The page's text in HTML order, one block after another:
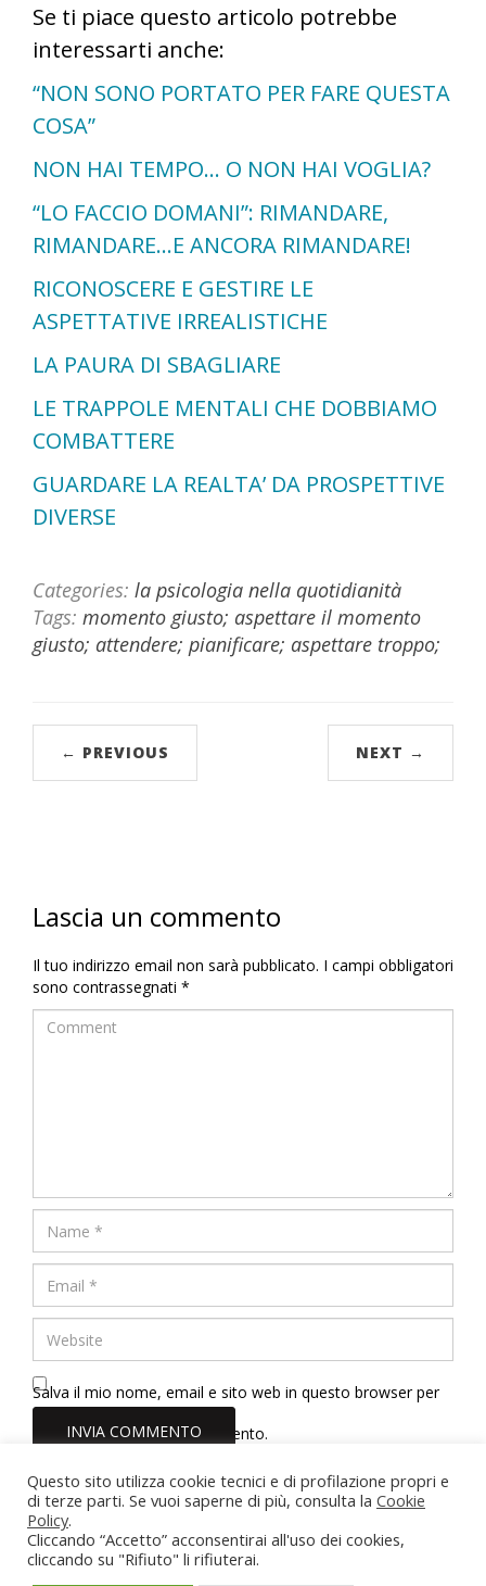
Se ti piace questo articolo potrebbe
interessarti anche:
“NON SONO PORTATO PER FARE QUESTA
COSA”
NON HAI TEMPO… O NON HAI VOGLIA?
“LO FACCIO DOMANI”: RIMANDARE,
RIMANDARE…E ANCORA RIMANDARE!
RICONOSCERE E GESTIRE LE
ASPETTATIVE IRREALISTICHE
LA PAURA DI SBAGLIARE
LE TRAPPOLE MENTALI CHE DOBBIAMO
COMBATTERE
GUARDARE LA REALTA’ DA PROSPETTIVE
DIVERSE
Categories: la psicologia nella quotidianità
Tags: momento giusto; aspettare il momento
giusto; attendere; pianificare; aspettare troppo;
← PREVIOUS NEXT →
Lascia un commento
Il tuo indirizzo email non sarà pubblicato. I campi obbligatori
sono contrassegnati *
Salva il mio nome, email e sito web in questo browser per
la prossima volta che commento.
Dott.ssa Erica Tinelli Psicologa
Partita IVA: 02211710567
Iscrizione Albo Psicologi del Lazio n. 22166
Questo sito utilizza cookie tecnici e di profilazione propri e
di terze parti. Se vuoi saperne di più, consulta la Cookie
Policy.
Cliccando “Accetto” acconsentirai all'uso dei cookies,
cliccando su "Rifiuto" li rifiuterai.